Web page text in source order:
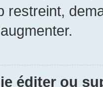
restreint,
éditer ou